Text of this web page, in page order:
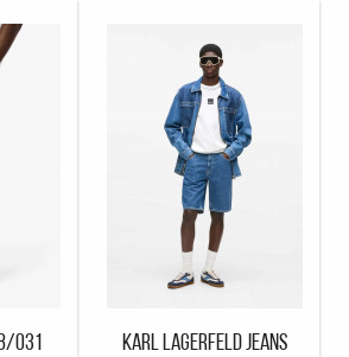
031
KARL LAGERFELD JEANS